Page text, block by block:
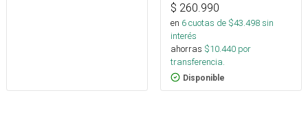
$ 260.990
en 6cuotas de $43.498sin
interés
ahorras $10.440 por
transferencia.
Disponible